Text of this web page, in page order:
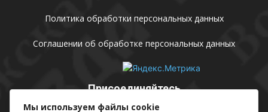
Политика обработки персональных данных
Соглашении об обработке персональных данных
Присоединяйтесь
Мы используем файлы cookie